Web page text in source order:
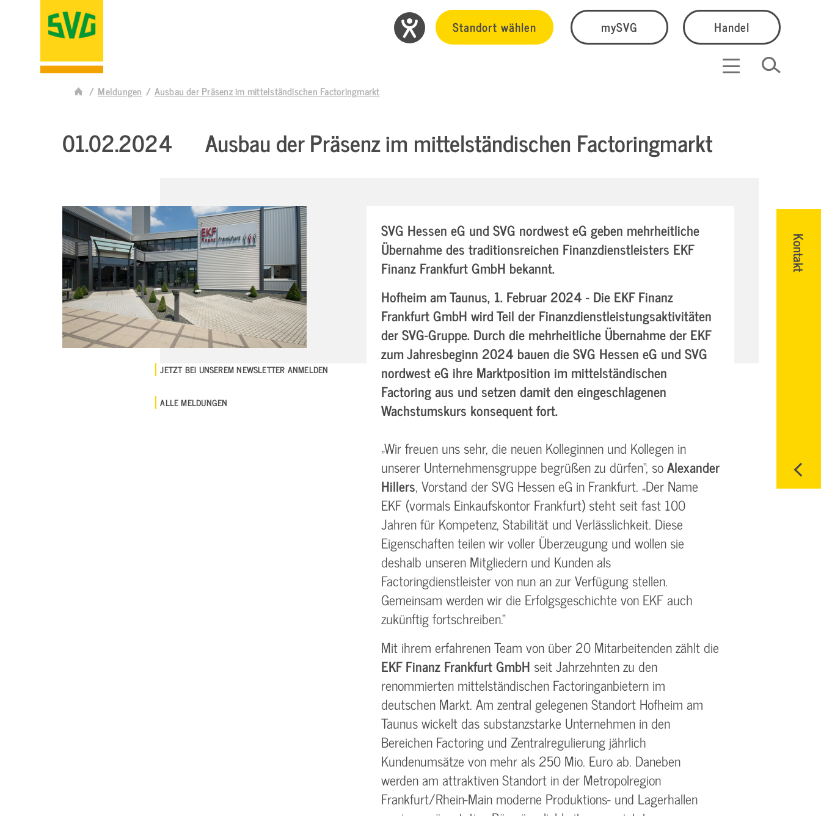
Standort wählen mySVG Handel
Kontakt
Meldungen Ausbau der Präsenz im mittelständischen Factoringmarkt
01.02.2024 Ausbau der Präsenz im mittelständischen Factoringmarkt
JETZT BEI UNSEREM NEWSLETTER ANMELDEN
ALLE MELDUNGEN
SVG Hessen eG und SVG nordwest eG geben mehrheitliche
Übernahme des traditionsreichen Finanzdienstleisters EKF
Finanz Frankfurt GmbH bekannt.
Hofheim am Taunus, 1. Februar 2024 - Die EKF Finanz
Frankfurt GmbH wird Teil der Finanzdienstleistungsaktivitäten
der SVG-Gruppe. Durch die mehrheitliche Übernahme der EKF
zum Jahresbeginn 2024 bauen die SVG Hessen eG und SVG
nordwest eG ihre Marktposition im mittelständischen
Factoring aus und setzen damit den eingeschlagenen
Wachstumskurs konsequent fort.
„Wir freuen uns sehr, die neuen Kolleginnen und Kollegen in
unserer Unternehmensgruppe begrüßen zu dürfen“, soAlexander
Hillers, Vorstand der SVG Hessen eG in Frankfurt. „Der Name
EKF (vormals Einkaufskontor Frankfurt) steht seit fast 100
Jahren für Kompetenz, Stabilität und Verlässlichkeit. Diese
Eigenschaften teilen wir voller Überzeugung und wollen sie
deshalb unseren Mitgliedern und Kunden als
Factoringdienstleister von nun an zur Verfügung stellen.
Gemeinsam werden wir die Erfolgsgeschichte von EKF auch
zukünftig fortschreiben.“
Mit ihrem erfahrenen Team von über 20 Mitarbeitenden zählt die
EKF Finanz Frankfurt GmbH seit Jahrzehnten zu den
renommierten mittelständischen Factoringanbietern im
deutschen Markt. Am zentral gelegenen Standort Hofheim am
Taunus wickelt das substanzstarke Unternehmen in den
Bereichen Factoring und Zentralregulierung jährlich
Kundenumsätze von mehr als 250 Mio. Euro ab. Daneben
werden am attraktiven Standort in der Metropolregion
Frankfurt/Rhein-Main moderne Produktions- und Lagerhallen